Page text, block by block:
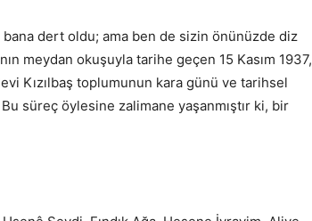
dert oldu; ama ben de sizin önünüzde diz
meydan okuşuyla tarihe geçen 15 Kasım 1937,
Kızılbaş toplumunun kara günü ve tarihsel
süreç öylesine zalimane yaşanmıştır ki, bir